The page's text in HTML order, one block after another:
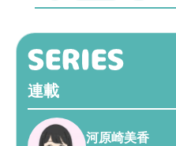
連載
河原崎美香